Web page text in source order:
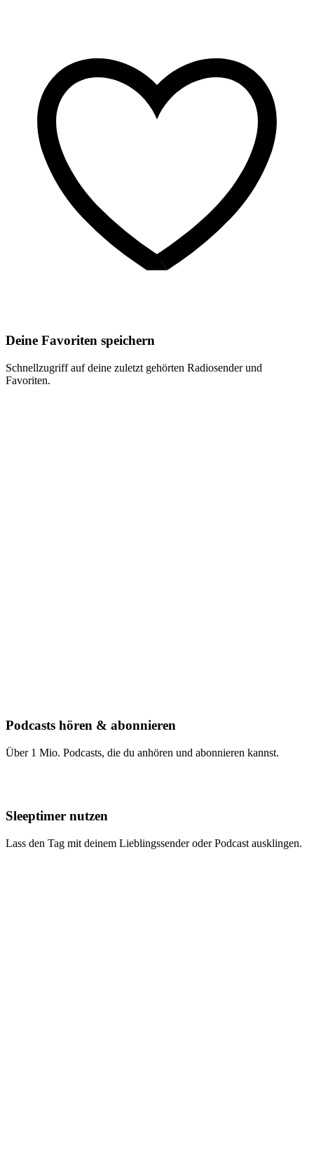
Deine Favoriten speichern
Schnellzugriff auf deine zuletzt gehörten Radiosender und
Favoriten.
Podcasts hören & abonnieren
Über 1 Mio. Podcasts, die du anhören und abonnieren kannst.
Sleeptimer nutzen
Lass den Tag mit deinem Lieblingssender oder Podcast ausklingen.